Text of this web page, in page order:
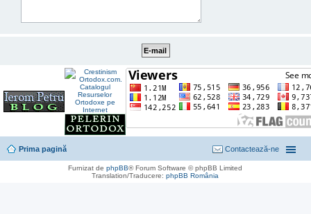
Prima pagină Contactează-ne
Furnizat dephpBB® Forum Software © phpBB Limited
Translation/Traducere:phpBB România